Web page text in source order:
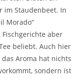
im Staudenbeet. In
Morado“
Fischgerichte aber
beliebt. Auch hier
Aroma hat nichts
sondern ist